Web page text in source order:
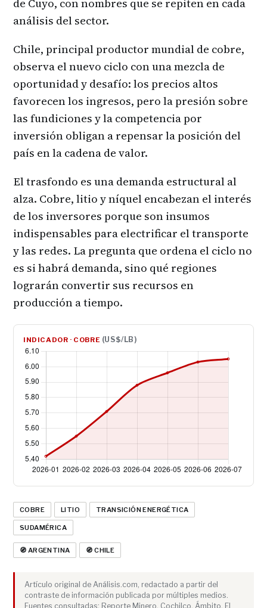
de Cuyo, con nombres que se repiten en cada
análisis del sector.
Chile, principal productor mundial de cobre,
observa el nuevo ciclo con una mezcla de
oportunidad y desafío: los precios altos
favorecen los ingresos, pero la presión sobre
las fundiciones y la competencia por
inversión obligan a repensar la posición del
país en la cadena de valor.
El trasfondo es una demanda estructural al
alza. Cobre, litio y níquel encabezan el interés
de los inversores porque son insumos
indispensables para electrificar el transporte
y las redes. La pregunta que ordena el ciclo no
es si habrá demanda, sino qué regiones
lograrán convertir sus recursos en
producción a tiempo.
INDICADOR · COBRE (US$/LB)
COBRE LITIO TRANSICIÓN ENERGÉTICA
SUDAMÉRICA
🧭 ARGENTINA 🧭 CHILE
Artículo original de Análisis.com, redactado a partir del
contraste de información publicada por múltiples medios.
Fuentes consultadas: Reporte Minero, Cochilco, Ámbito, El